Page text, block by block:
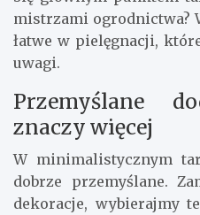
mistrzami ogrodnictwa?
łatwe w pielęgnacji,
uwagi.
Przemyślane
znaczy więcej
W minimalistycznym
dobrze przemyślane.
dekoracje, wybierajmy